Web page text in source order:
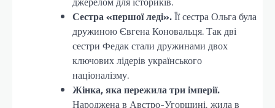
Сестра «першої леді».Її сестра Ольга була
дружиною Євгена Коновальця. Так дві
сестри Федак стали дружинами двох
ключових лідерів українського
націоналізму.
Жінка, яка пережила три імперії.
Народжена в Австро-Угорщині, жила в